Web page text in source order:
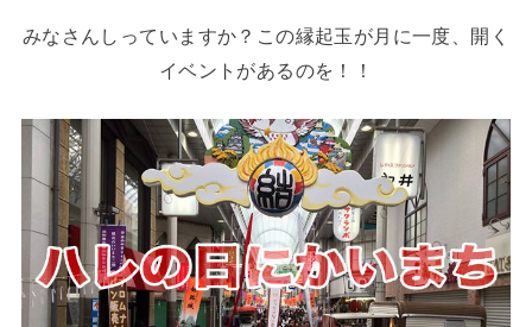
みなさんしっていますか？この縁起玉が月に一度、開く
イベントがあるのを！！